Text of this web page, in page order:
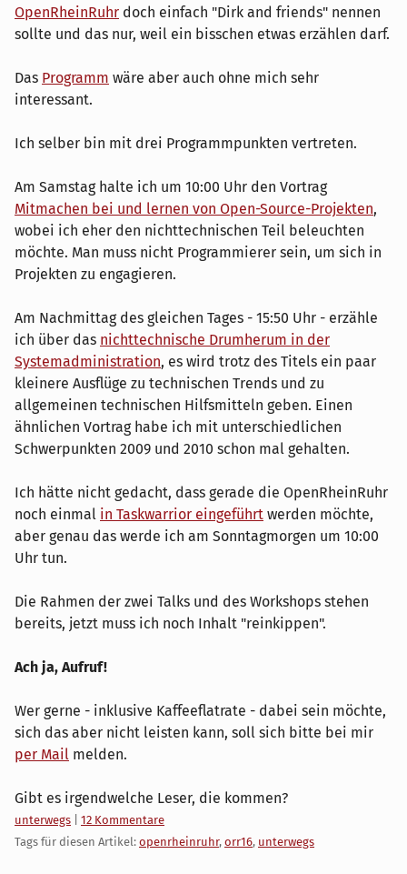
OpenRheinRuhr doch einfach "Dirk and friends" nennen
sollte und das nur, weil ein bisschen etwas erzählen darf.
Das Programm wäre aber auch ohne mich sehr
interessant.
Ich selber bin mit drei Programmpunkten vertreten.
Am Samstag halte ich um 10:00 Uhr den Vortrag
Mitmachen bei und lernen von Open-Source-Projekten,
wobei ich eher den nichttechnischen Teil beleuchten
möchte. Man muss nicht Programmierer sein, um sich in
Projekten zu engagieren.
Am Nachmittag des gleichen Tages - 15:50 Uhr - erzähle
ich über das nichttechnische Drumherum in der
Systemadministration, es wird trotz des Titels ein paar
kleinere Ausflüge zu technischen Trends und zu
allgemeinen technischen Hilfsmitteln geben. Einen
ähnlichen Vortrag habe ich mit unterschiedlichen
Schwerpunkten 2009 und 2010 schon mal gehalten.
Ich hätte nicht gedacht, dass gerade die OpenRheinRuhr
noch einmal in Taskwarrior eingeführt werden möchte,
aber genau das werde ich am Sonntagmorgen um 10:00
Uhr tun.
Die Rahmen der zwei Talks und des Workshops stehen
bereits, jetzt muss ich noch Inhalt "reinkippen".
Ach ja, Aufruf!
Wer gerne - inklusive Kaffeeflatrate - dabei sein möchte,
sich das aber nicht leisten kann, soll sich bitte bei mir
per Mail melden.
Gibt es irgendwelche Leser, die kommen?
Kategorien:
unterwegs
12 Kommentare
Tags für diesen Artikel: openrheinruhr, orr16, unterwegs